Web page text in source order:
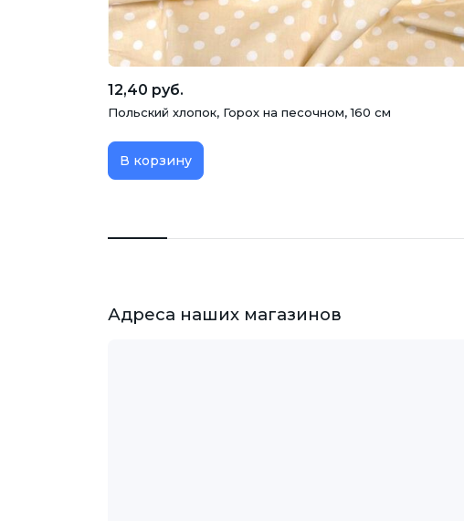
12,40 руб.
Польский хлопок, Горох на песочном, 160 см
В корзину
Адреса наших магазинов